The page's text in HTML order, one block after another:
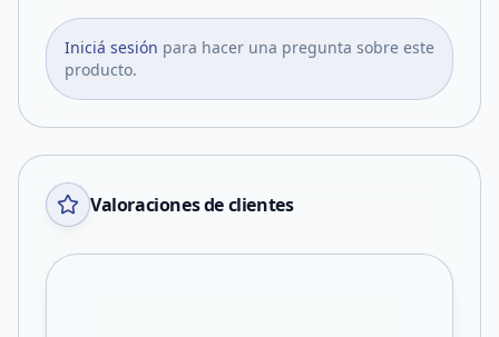
Iniciá sesión para hacer una pregunta sobre este
producto.
Valoraciones de clientes